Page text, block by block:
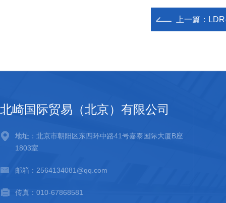
上一篇：
北崎国际贸易（北京）有限公司
地址：北京市朝阳区东四环中路41号嘉泰国际大厦B座
1803室
邮箱：2564134081@qq.com
传真：010-67868581